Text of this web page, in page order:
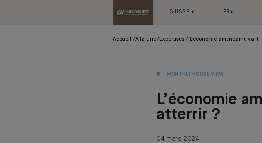
SUISSE FR
Accueil À la une Expertises L’économie américaine va-
MONTHLY HOUSE VIEW
L’économie
atterrir ?
04 mars 2024